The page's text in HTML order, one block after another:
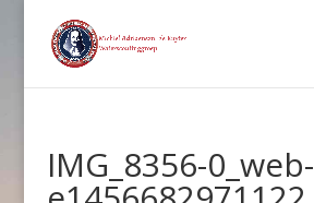
IMG_8356-0_web-